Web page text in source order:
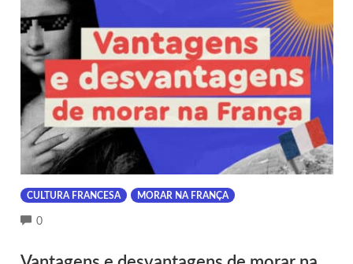
CULTURA FRANCESA MORAR NA FRANÇA
0COMMENTS